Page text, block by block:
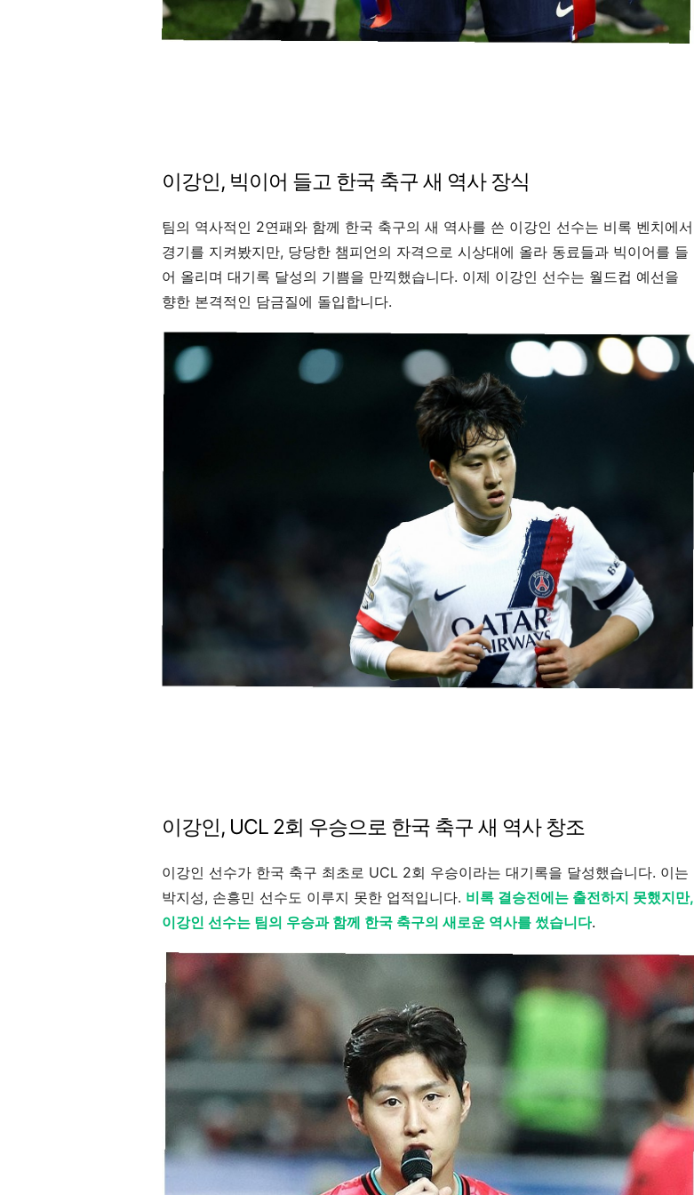
이강인, 빅이어 들고 한국 축구 새 역사 장식
팀의 역사적인 2연패와 함께 한국 축구의 새 역사를 쓴 이강인 선수는 비록 벤치에서
경기를 지켜봤지만, 당당한 챔피언의 자격으로 시상대에 올라 동료들과 빅이어를 들
어 올리며 대기록 달성의 기쁨을 만끽했습니다. 이제 이강인 선수는 월드컵 예선을
향한 본격적인 담금질에 돌입합니다.
이강인, UCL 2회 우승으로 한국 축구 새 역사 창조
이강인 선수가 한국 축구 최초로 UCL 2회 우승이라는 대기록을 달성했습니다. 이는
박지성, 손흥민 선수도 이루지 못한 업적입니다. 비록 결승전에는 출전하지 못했지만,
이강인 선수는 팀의 우승과 함께 한국 축구의 새로운 역사를 썼습니다.